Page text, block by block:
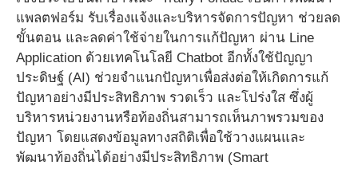
แพลตฟอร์ม รับเรื่องแจ้งและบริหารจัดการปัญหา ช่วยลด
ขั้นตอน และลดค่าใช้จ่ายในการแก้ปัญหา ผ่าน Line
Application ด้วยเทคโนโลยี Chatbot อีกทั้งใช้ปัญญา
ประดิษฐ์ (AI) ช่วยจำแนกปัญหาเพื่อส่งต่อให้เกิดการแก้
ปัญหาอย่างมีประสิทธิภาพ รวดเร็ว และโปร่งใส ซึ่งผู้
บริหารหน่วยงานหรือท้องถิ่นสามารถเห็นภาพรวมของ
ปัญหา โดยแสดงข้อมูลทางสถิติเพื่อใช้วางแผนและ
พัฒนาท้องถิ่นได้อย่างมีประสิทธิภาพ (Smart